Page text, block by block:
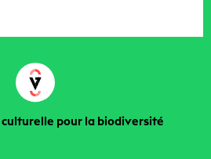
culturelle pour la biodiversité